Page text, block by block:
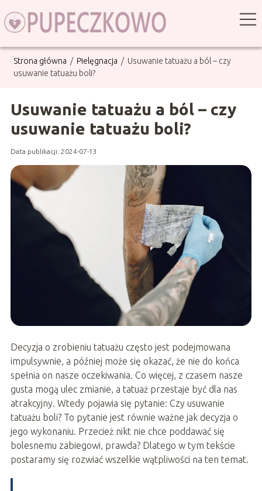
Strona główna / Pielęgnacja / Usuwanie tatuażu a ból – czy
usuwanie tatuażu boli?
Usuwanie tatuażu a ból – czy
usuwanie tatuażu boli?
Data publikacji: 2024-07-13
Decyzja o zrobieniu tatuażu często jest podejmowana
impulsywnie, a później może się okazać, że nie do końca
spełnia on nasze oczekiwania. Co więcej, z czasem nasze
gusta mogą ulec zmianie, a tatuaż przestaje być dla nas
atrakcyjny. Wtedy pojawia się pytanie: Czy usuwanie
tatuażu boli? To pytanie jest równie ważne jak decyzja o
jego wykonaniu. Przecież nikt nie chce poddawać się
bolesnemu zabiegowi, prawda? Dlatego w tym tekście
postaramy się rozwiać wszelkie wątpliwości na ten temat.